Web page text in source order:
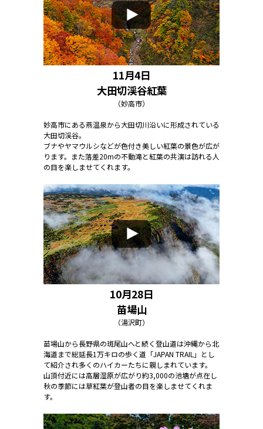
11月4日
大田切渓谷紅葉
（妙高市）
妙高市にある燕温泉から大田切川沿いに形成されている
大田切渓谷。
ブナやヤマウルシなどが色付き美しい紅葉の景色が広が
ります。また落差20mの不動滝と紅葉の共演は訪れる人
の目を楽しませてくれます。
10月28日
苗場山
（湯沢町）
苗場山から長野県の斑尾山へと続く登山道は沖縄から北
海道まで総延長1万キロの歩く道「JAPAN TRAIL」とし
て紹介され多くのハイカーたちに親しまれています。
山頂付近には高層湿原が広がり約3,000の池塘が点在し
秋の季節には草紅葉が登山者の目を楽しませてくれま
す。